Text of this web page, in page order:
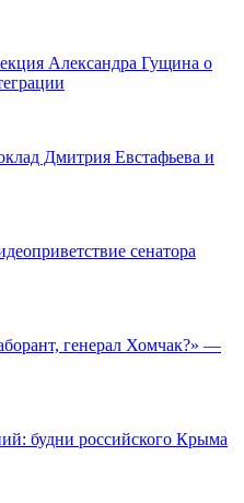
Александра Гущина о
Дмитрия Евстафьева и
сенатора
генерал Хомчак?» —
будни российского Крыма